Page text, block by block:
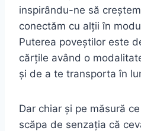
inspirându-ne să
conectăm cu alții în
Puterea poveștilor este
cărțile având o
și de a te transporta în
Dar chiar și pe măsură
scăpa de senzația că